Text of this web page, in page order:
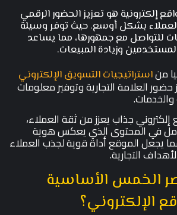
إلكترونية هو تعزيز الحضور الرقمي
بشكل أوسع. حيث توفر وسيلة
للتواصل مع جمهورها، مما يساعد
وزيادة المبيعات.
مناستراتيجيات التسويق الإلكتروني
العلامة التجارية وتوفير معلومات
جذاب يعزز من ثقة العملاء،
في المحتوى الذي يعكس هوية
يجعل الموقع أداة قوية لجذب العملاء
التجارية.
الخمس الأساسية
الإلكتروني؟